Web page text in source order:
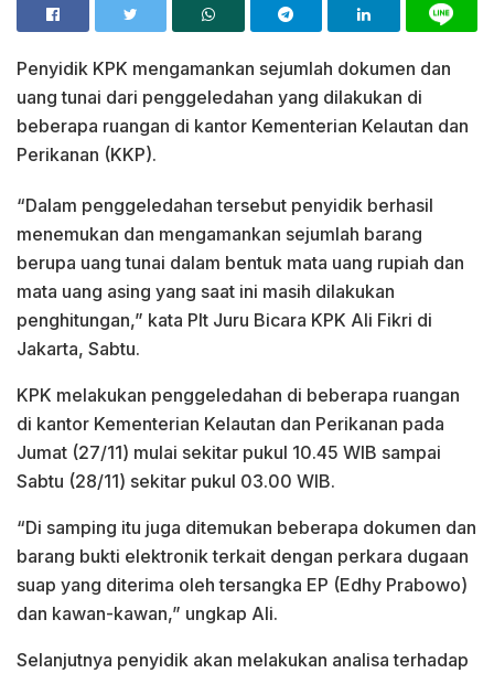
Penyidik KPK mengamankan sejumlah dokumen dan
uang tunai dari penggeledahan yang dilakukan di
beberapa ruangan di kantor Kementerian Kelautan dan
Perikanan (KKP).
“Dalam penggeledahan tersebut penyidik berhasil
menemukan dan mengamankan sejumlah barang
berupa uang tunai dalam bentuk mata uang rupiah dan
mata uang asing yang saat ini masih dilakukan
penghitungan,” kata Plt Juru Bicara KPK Ali Fikri di
Jakarta, Sabtu.
KPK melakukan penggeledahan di beberapa ruangan
di kantor Kementerian Kelautan dan Perikanan pada
Jumat (27/11) mulai sekitar pukul 10.45 WIB sampai
Sabtu (28/11) sekitar pukul 03.00 WIB.
“Di samping itu juga ditemukan beberapa dokumen dan
barang bukti elektronik terkait dengan perkara dugaan
suap yang diterima oleh tersangka EP (Edhy Prabowo)
dan kawan-kawan,” ungkap Ali.
Selanjutnya penyidik akan melakukan analisa terhadap